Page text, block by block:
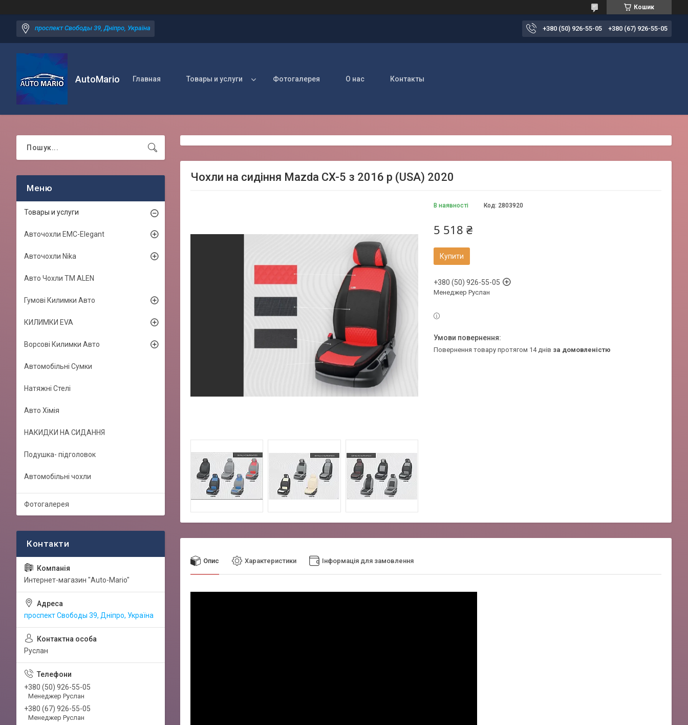
Кошик
проспект Свободы 39, Дніпро, Україна +380 (50) 926-55-05 +380 (67) 926-55-05
AutoMario Главная Товары и услуги Фотогалерея О нас Контакты
Чохли на сидіння Mazda CX-5 з 2016 р (USA) 2020
В наявності Код: 2803920
5 518 ₴
Купити
+380 (50) 926-55-05
Менеджер Руслан
повернення товару протягом 14 днів за домовленістю
Опис Характеристики Інформація для замовлення
Товары и услуги
Авточохли EMC-Elegant
Авточохли Nika
Авто Чохли TM ALEN
Гумові Килимки Авто
КИЛИМКИ EVA
Ворсові Килимки Авто
Автомобільні Сумки
Натяжні Стелі
Авто Хімія
НАКИДКИ НА СИДАННЯ
Подушка- підголовок
Автомобільні чохли
Фотогалерея
Интернет-магазин "Auto-Mario"
проспект Свободы 39, Дніпро, Україна
Руслан
+380 (50) 926-55-05
Менеджер Руслан
+380 (67) 926-55-05
Менеджер Руслан